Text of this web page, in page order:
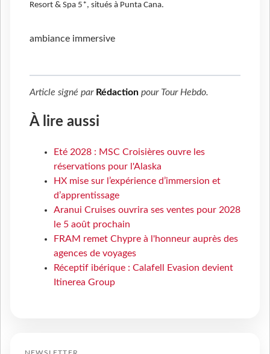
Resort & Spa 5*, situés à Punta Cana.
ambiance immersive
Article signé par Rédaction pour Tour Hebdo.
À lire aussi
Eté 2028 : MSC Croisières ouvre les
réservations pour l'Alaska
HX mise sur l’expérience d’immersion et
d’apprentissage
Aranui Cruises ouvrira ses ventes pour 2028
le 5 août prochain
FRAM remet Chypre à l'honneur auprès des
agences de voyages
Réceptif ibérique : Calafell Evasion devient
Itinerea Group